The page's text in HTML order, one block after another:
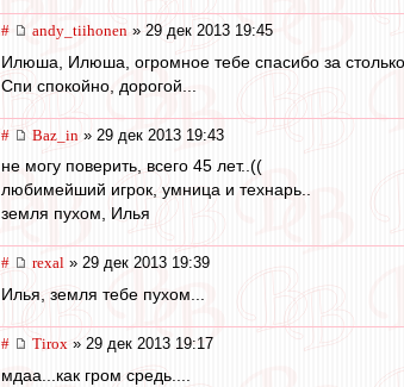
# andy_tiihonen » 29 дек 2013 19:45
Илюша, Илюша, огромное тебе спасибо за столько
Спи спокойно, дорогой...
# Baz_in » 29 дек 2013 19:43
не могу поверить, всего 45 лет..((
любимейший игрок, умница и технарь..
земля пухом, Илья
# rexal » 29 дек 2013 19:39
Илья, земля тебе пухом...
# Tirox » 29 дек 2013 19:17
мдаа...как гром средь....